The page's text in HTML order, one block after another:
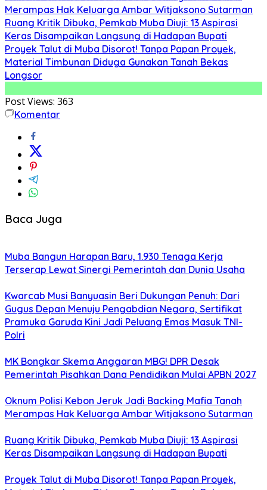
Merampas Hak Keluarga Ambar Witjaksono Sutarman
Ruang Kritik Dibuka, Pemkab Muba Diuji: 13 Aspirasi
Keras Disampaikan Langsung di Hadapan Bupati
Proyek Talut di Muba Disorot! Tanpa Papan Proyek,
Material Timbunan Diduga Gunakan Tanah Bekas
Longsor
Post Views: 363
Komentar
Baca Juga
Muba Bangun Harapan Baru, 1.930 Tenaga Kerja
Terserap Lewat Sinergi Pemerintah dan Dunia Usaha
Kwarcab Musi Banyuasin Beri Dukungan Penuh: Dari
Gugus Depan Menuju Pengabdian Negara, Sertifikat
Pramuka Garuda Kini Jadi Peluang Emas Masuk TNI-
Polri
MK Bongkar Skema Anggaran MBG! DPR Desak
Pemerintah Pisahkan Dana Pendidikan Mulai APBN 2027
Oknum Polisi Kebon Jeruk Jadi Backing Mafia Tanah
Merampas Hak Keluarga Ambar Witjaksono Sutarman
Ruang Kritik Dibuka, Pemkab Muba Diuji: 13 Aspirasi
Keras Disampaikan Langsung di Hadapan Bupati
Proyek Talut di Muba Disorot! Tanpa Papan Proyek,